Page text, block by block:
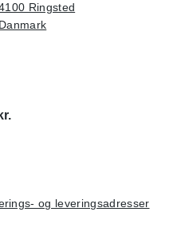
Ringsted
Danmark
og leveringsadresser